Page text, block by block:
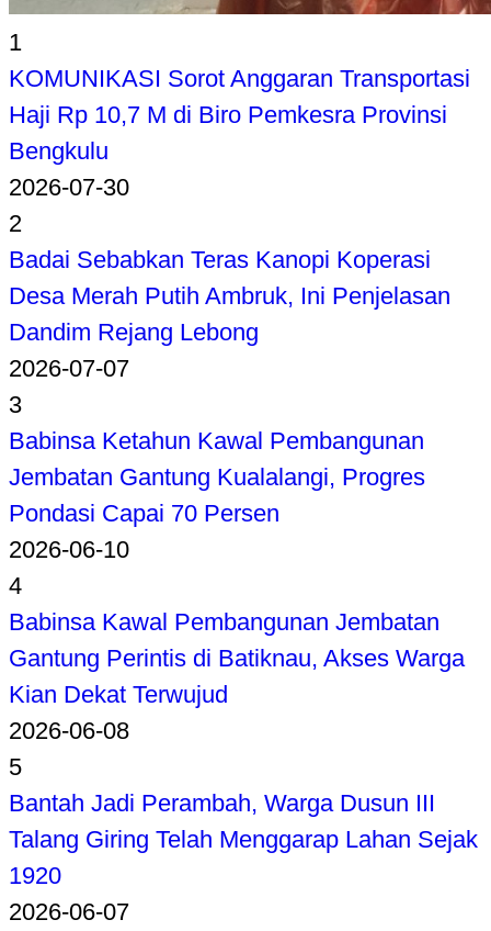
1
KOMUNIKASI Sorot Anggaran Transportasi
Haji Rp 10,7 M di Biro Pemkesra Provinsi
Bengkulu
2026-07-30
2
Badai Sebabkan Teras Kanopi Koperasi
Desa Merah Putih Ambruk, Ini Penjelasan
Dandim Rejang Lebong
2026-07-07
3
Babinsa Ketahun Kawal Pembangunan
Jembatan Gantung Kualalangi, Progres
Pondasi Capai 70 Persen
2026-06-10
4
Babinsa Kawal Pembangunan Jembatan
Gantung Perintis di Batiknau, Akses Warga
Kian Dekat Terwujud
2026-06-08
5
Bantah Jadi Perambah, Warga Dusun III
Talang Giring Telah Menggarap Lahan Sejak
1920
2026-06-07